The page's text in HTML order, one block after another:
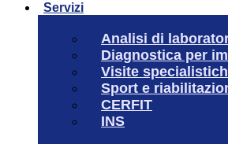
Servizi
Analisi di
Diagnostica per
Visite
Sport e
CERFIT
INS